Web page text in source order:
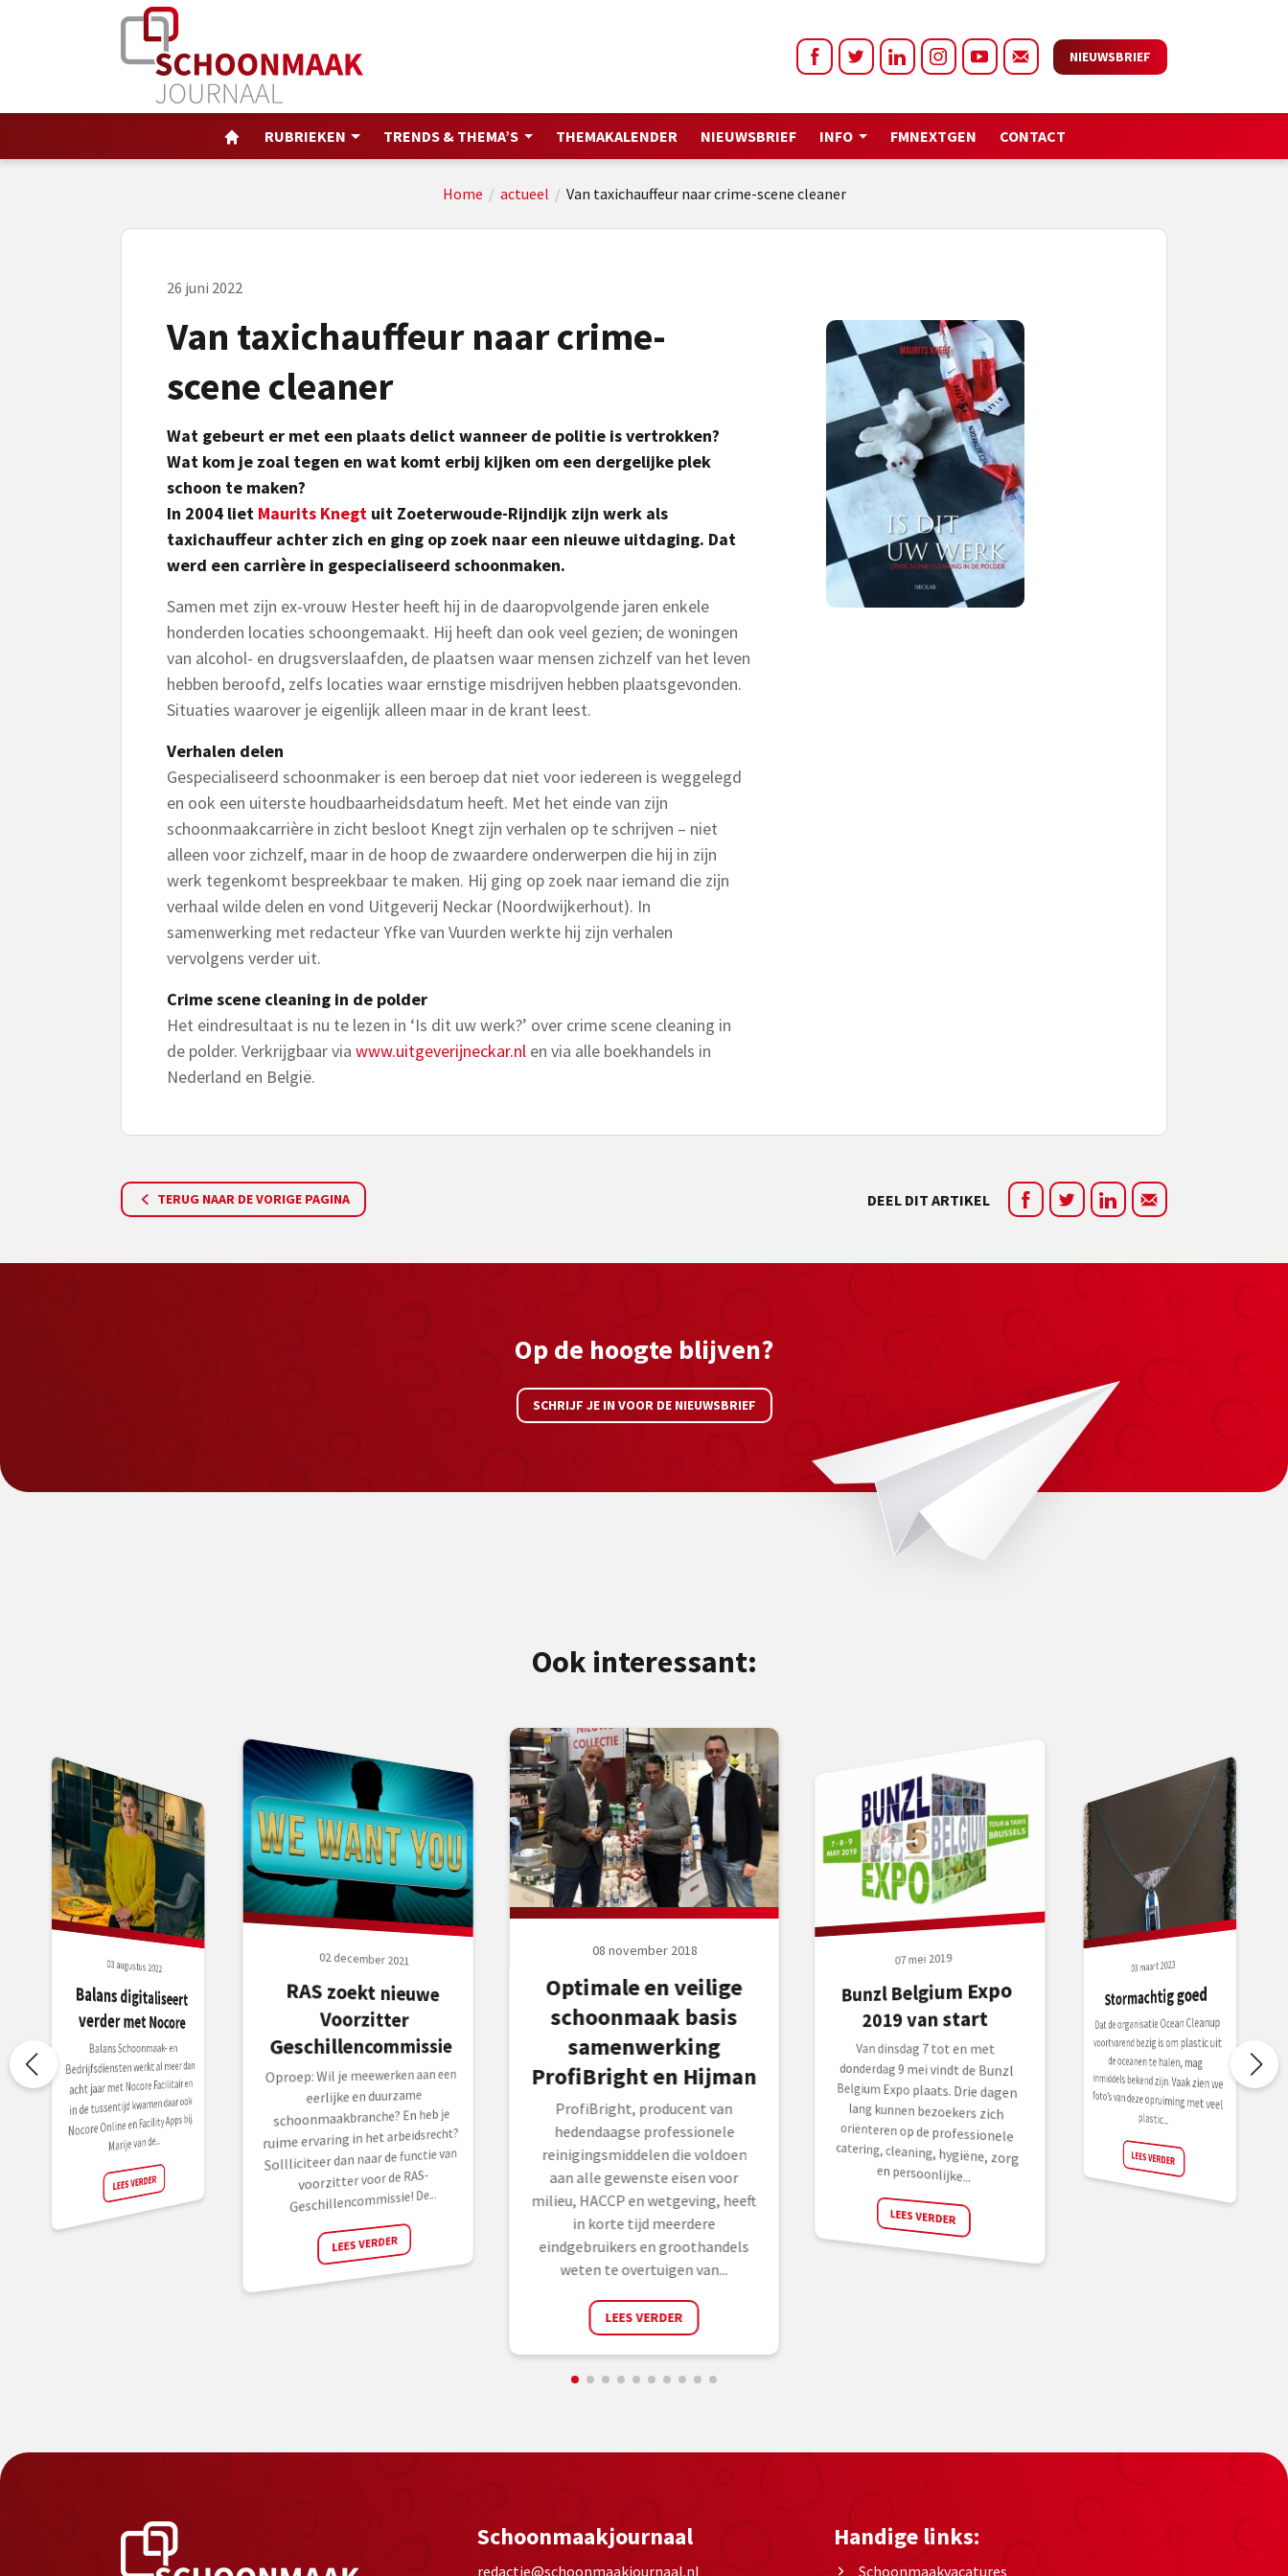
NIEUWSBRIEF
RUBRIEKEN TRENDS & THEMA’S THEMAKALENDER NIEUWSBRIEF INFO FMNEXTGEN CONTACT
Home / actueel / Van taxichauffeur naar crime-scene cleaner
26 juni 2022
Van taxichauffeur naar crime-
scene cleaner
Wat gebeurt er met een plaats delict wanneer de politie is vertrokken?
Wat kom je zoal tegen en wat komt erbij kijken om een dergelijke plek
schoon te maken?
In 2004 liet Maurits Knegt uit Zoeterwoude-Rijndijk zijn werk als
taxichauffeur achter zich en ging op zoek naar een nieuwe uitdaging. Dat
werd een carrière in gespecialiseerd schoonmaken.
Samen met zijn ex-vrouw Hester heeft hij in de daaropvolgende jaren enkele
honderden locaties schoongemaakt. Hij heeft dan ook veel gezien; de woningen
van alcohol- en drugsverslaafden, de plaatsen waar mensen zichzelf van het leven
hebben beroofd, zelfs locaties waar ernstige misdrijven hebben plaatsgevonden.
Situaties waarover je eigenlijk alleen maar in de krant leest.
Verhalen delen
Gespecialiseerd schoonmaker is een beroep dat niet voor iedereen is weggelegd
en ook een uiterste houdbaarheidsdatum heeft. Met het einde van zijn
schoonmaakcarrière in zicht besloot Knegt zijn verhalen op te schrijven – niet
alleen voor zichzelf, maar in de hoop de zwaardere onderwerpen die hij in zijn
werk tegenkomt bespreekbaar te maken. Hij ging op zoek naar iemand die zijn
verhaal wilde delen en vond Uitgeverij Neckar (Noordwijkerhout). In
samenwerking met redacteur Yfke van Vuurden werkte hij zijn verhalen
vervolgens verder uit.
Crime scene cleaning in de polder
Het eindresultaat is nu te lezen in ‘Is dit uw werk?’ over crime scene cleaning in
de polder. Verkrijgbaar via www.uitgeverijneckar.nl en via alle boekhandels in
Nederland en België.
TERUG NAAR DE VORIGE PAGINA DEEL DIT ARTIKEL
Op de hoogte blijven?
SCHRIJF JE IN VOOR DE NIEUWSBRIEF
Ook interessant:
03 augustus 2022
Balans digitaliseert
verder met Nocore
Balans Schoonmaak- en
Bedrijfsdiensten werkt al meer dan
acht jaar met Nocore Facilitair en
in de tussentijd kwamen daar ook
Nocore Online en Facility Apps bij.
Marije van de...
LEES VERDER
02 december 2021
RAS zoekt nieuwe
Voorzitter
Geschillencommissie
Oproep: Wil je meewerken aan een
eerlijke en duurzame
schoonmaakbranche? En heb je
ruime ervaring in het arbeidsrecht?
Sollliciteer dan naar de functie van
voorzitter voor de RAS-
Geschillencommissie! De...
LEES VERDER
08 november 2018
Optimale en veilige
schoonmaak basis
samenwerking
ProfiBright en Hijman
ProfiBright, producent van
hedendaagse professionele
reinigingsmiddelen die voldoen
aan alle gewenste eisen voor
milieu, HACCP en wetgeving, heeft
in korte tijd meerdere
eindgebruikers en groothandels
weten te overtuigen van...
LEES VERDER
07 mei 2019
Bunzl Belgium Expo
2019 van start
Van dinsdag 7 tot en met
donderdag 9 mei vindt de Bunzl
Belgium Expo plaats. Drie dagen
lang kunnen bezoekers zich
oriënteren op de professionele
catering, cleaning, hygiëne, zorg
en persoonlijke...
LEES VERDER
03 maart 2023
Stormachtig goed
Dat de organisatie Ocean Cleanup
voortvarend bezig is om plastic uit
de oceanen te halen, mag
inmiddels bekend zijn. Vaak zien we
foto’s van deze opruiming met veel
plastic...
LEES VERDER
Schoonmaakjournaal
redactie@schoonmaakjournaal.nl
Handige links:
Schoonmaakvacatures